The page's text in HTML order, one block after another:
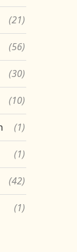
(21)
(56)
(30)
(10)
(1)
(1)
(42)
(1)